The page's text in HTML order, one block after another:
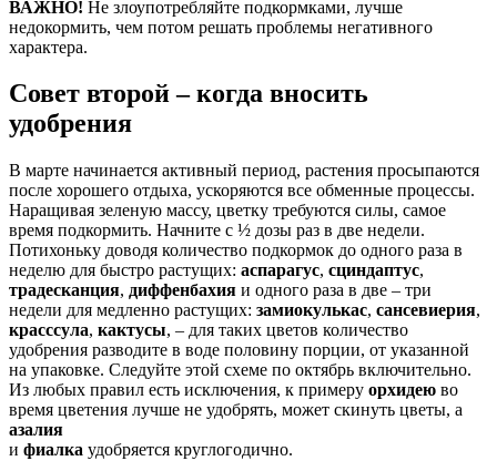
ВАЖНО! Не злоупотребляйте подкормками, лучше
недокормить, чем потом решать проблемы негативного
характера.
Совет второй – когда вносить
удобрения
В марте начинается активный период, растения просыпаются
после хорошего отдыха, ускоряются все обменные процессы.
Наращивая зеленую массу, цветку требуются силы, самое
время подкормить. Начните с ½ дозы раз в две недели.
Потихоньку доводя количество подкормок до одного раза в
неделю для быстро растущих: аспарагус, сциндаптус,
традесканция, диффенбахия и одного раза в две – три
недели для медленно растущих: замиокулькас, сансевиерия,
красссула, кактусы, – для таких цветов количество
удобрения разводите в воде половину порции, от указанной
на упаковке. Следуйте этой схеме по октябрь включительно.
Из любых правил есть исключения, к примеру орхидею во
время цветения лучше не удобрять, может скинуть цветы, а
азалия
и фиалка удобряется круглогодично.